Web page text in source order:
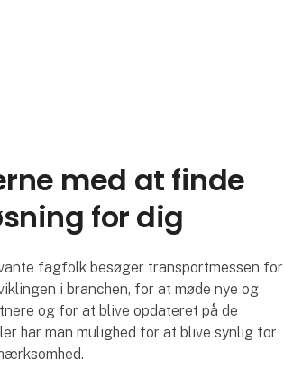
med at finde
for dig
fagfolk besøger transportmessen for
i branchen, for at møde nye og
og for at blive opdateret på de
har man mulighed for at blive synlig for